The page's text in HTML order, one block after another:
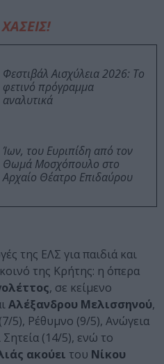
Φεστιβάλ Αισχύλεια 2026: Το
φετινό πρόγραμμα
αναλυτικά
Ίων, του Ευριπίδη από τον
Θωμά Μοσχόπουλο στο
Αρχαίο Θέατρο Επιδαύρου
της ΕΛΣ για παιδιά και
της Κρήτης: η όπερα
, σε κείμενο
Αλέξανδρου Μελισσηνού,
5), Ρέθυμνο (9/5), Ανώγεια
Σητεία (14/5), ενώ το
ακούει του Νίκου